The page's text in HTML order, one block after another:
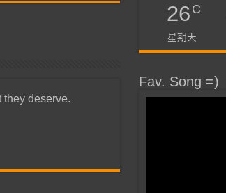
deserve.
26C
星期天
Fav. Song =)